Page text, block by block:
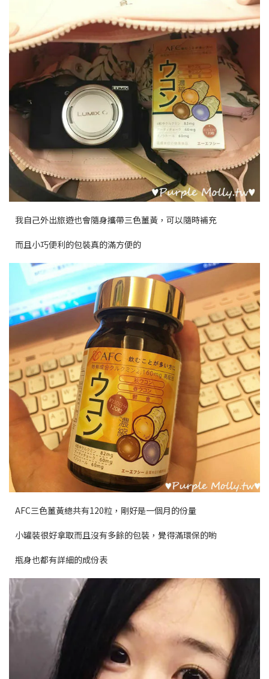
我自己外出旅遊也會隨身攜帶三色薑黃，可以隨時補充
而且小巧便利的包裝真的滿方便的
AFC三色薑黃總共有120粒，剛好是一個月的份量
小罐裝很好拿取而且沒有多餘的包裝，覺得滿環保的喲
瓶身也都有詳細的成份表